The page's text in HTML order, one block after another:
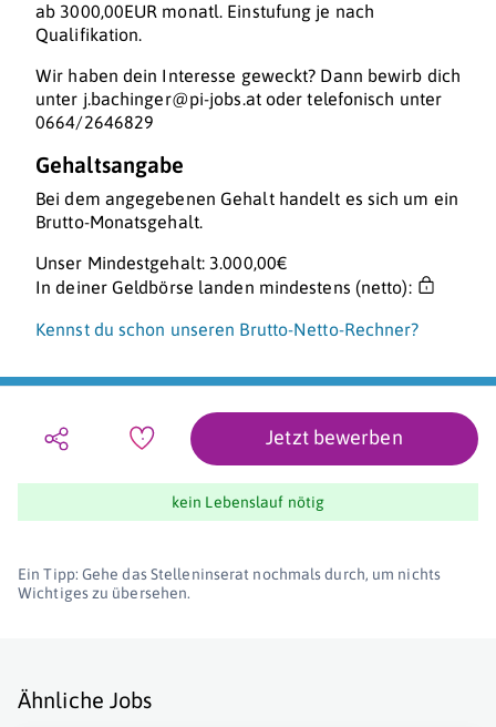
ab 3000,00EUR monatl. Einstufung je nach
Qualifikation.
Wir haben dein Interesse geweckt? Dann bewirb dich
unter j.bachinger@pi-jobs.at oder telefonisch unter
0664/2646829
Gehaltsangabe
Bei dem angegebenen Gehalt handelt es sich um ein
Brutto-Monatsgehalt.
Unser Mindestgehalt: 3.000,00€
In deiner Geldbörse landen mindestens (netto):
Kennst du schon unseren Brutto-Netto-Rechner?
Jetzt bewerben
kein Lebenslauf nötig
Ein Tipp: Gehe das Stelleninserat nochmals durch, um nichts
Wichtiges zu übersehen.
Ähnliche Jobs